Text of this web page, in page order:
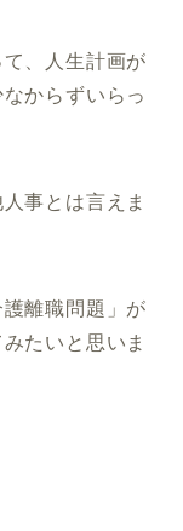
、
人生計画が
からずいらっ
事とは言えま
離職問題」が
みたいと思いま